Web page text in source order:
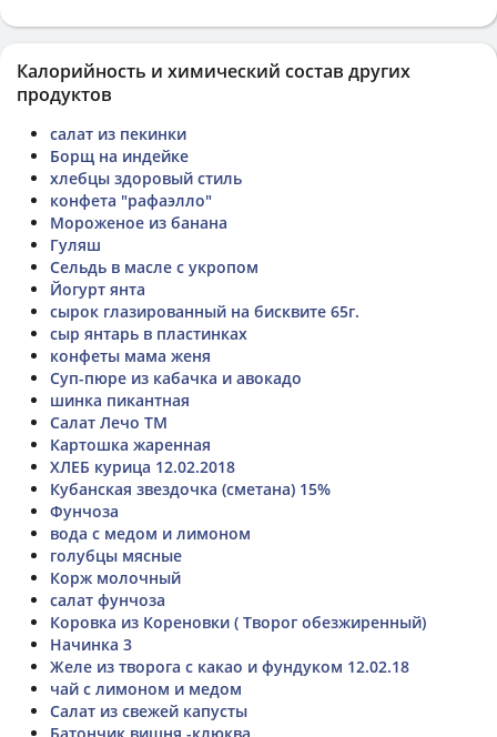
Калорийность и химический состав других
продуктов
салат из пекинки
Борщ на индейке
хлебцы здоровый стиль
конфета "рафаэлло"
Мороженое из банана
Гуляш
Сельдь в масле с укропом
Йогурт янта
сырок глазированный на бисквите 65г.
сыр янтарь в пластинках
конфеты мама женя
Суп-пюре из кабачка и авокадо
шинка пикантная
Салат Лечо ТМ
Картошка жаренная
ХЛЕБ курица 12.02.2018
Кубанская звездочка (сметана) 15%
Фунчоза
вода с медом и лимоном
голубцы мясные
Корж молочный
салат фунчоза
Коровка из Кореновки ( Творог обезжиренный)
Начинка 3
Желе из творога с какао и фундуком 12.02.18
чай с лимоном и медом
Салат из свежей капусты